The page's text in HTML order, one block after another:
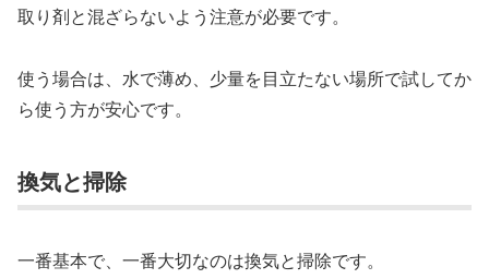
取り剤と混ざらないよう注意が必要です。
使う場合は、水で薄め、少量を目立たない場所で試してか
ら使う方が安心です。
換気と掃除
一番基本で、一番大切なのは換気と掃除です。